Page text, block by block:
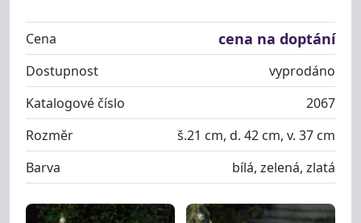
Cena cena na doptání
Dostupnost
vyprodáno
Katalogové číslo
2067
Rozměr
š.21 cm, d. 42 cm, v. 37 cm
Barva
bílá, zelená, zlatá